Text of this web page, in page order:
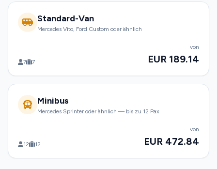
Standard-Van
Mercedes Vito, Ford Custom oder ähnlich
7 7
von
EUR 189.14
Minibus
Mercedes Sprinter oder ähnlich — bis zu 12 Pax
12 12
von
EUR 472.84